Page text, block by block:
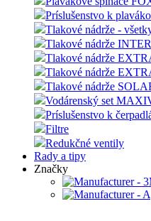
Príslušenstvo k
Tlakové nádrže -
Tlakové nádrže
Tlakové nádrže
Tlakové nádrže
Tlakové nádrže
Vodárenský set
Príslušenstvo k
Filtre
Redukčné ventily
Rady a tipy
Značky